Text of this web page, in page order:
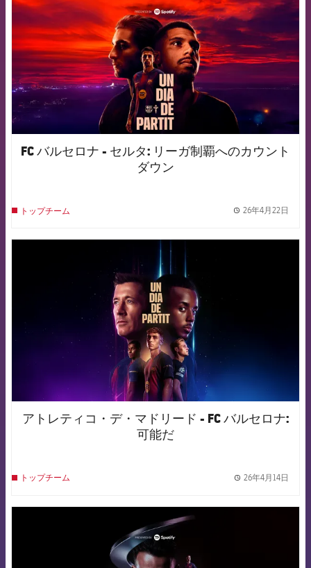
FC バルセロナ - セルタ: リーガ制覇へのカウント
ダウン
トップチーム 26年4月22日
FCB Barcelona badge
アトレティコ・デ・マドリード - FC バルセロナ:
可能だ
トップチーム 26年4月14日
FCB Barcelona badge